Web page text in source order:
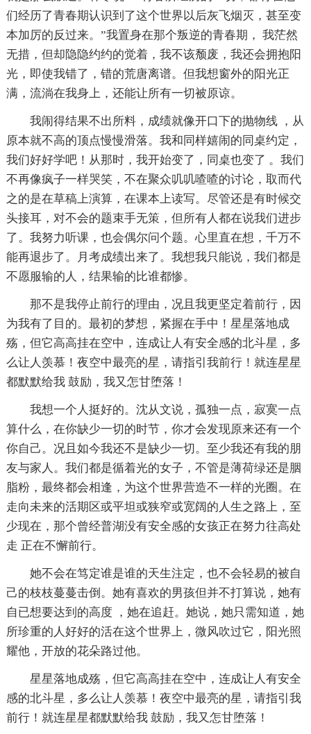
们经历了青春期认识到了这个世界以后灰飞烟灭，甚至变
本加厉的反过来。”我置身在那个叛逆的青春期， 我茫然
无措，但却隐隐约约的觉着，我不该颓废，我还会拥抱阳
光，即使我错了，错的荒唐离谱。但我想窗外的阳光正
满，流淌在我身上，还能让所有一切被原谅。
我闹得结果不出所料，成绩就像开口下的抛物线 ，从
原本就不高的顶点慢慢滑落。我和同样嬉闹的同桌约定，
我们好好学吧！从那时，我开始变了，同桌也变了 。我们
不再像疯子一样哭笑，不在聚众叽叽喳喳的讨论，取而代
之的是在草稿上演算，在课本上读写。尽管还是有时候交
头接耳，对不会的题束手无策，但所有人都在说我们进步
了。我努力听课，也会偶尔问个题。心里直在想，千万不
能再退步了。月考成绩出来了。我想我只能说，我们都是
不愿服输的人，结果输的比谁都惨。
那不是我停止前行的理由，况且我更坚定着前行，因
为我有了目的。最初的梦想，紧握在手中！星星落地成
殇，但它高高挂在空中，连成让人有安全感的北斗星，多
么让人羡慕！夜空中最亮的星，请指引我前行！就连星星
都默默给我 鼓励，我又怎甘堕落！
我想一个人挺好的。沈从文说，孤独一点，寂寞一点
算什么，在你缺少一切的时节，你才会发现原来还有一个
你自己。况且如今我还不是缺少一切。至少我还有我的朋
友与家人。我们都是循着光的女子，不管是薄荷绿还是胭
脂粉，最终都会相逢，为这个世界营造不一样的光圈。在
走向未来的活期区或平坦或狭窄或宽阔的人生之路上，至
少现在，那个曾经普湖没有安全感的女孩正在努力往高处
走 正在不懈前行。
她不会在笃定谁是谁的天生注定，也不会轻易的被自
己的枝枝蔓蔓击倒。她有喜欢的男孩但并不打算说，她有
自已想要达到的高度 ，她在追赶。她说，她只需知道，她
所珍重的人好好的活在这个世界上，微风吹过它，阳光照
耀他，开放的花朵路过他。
星星落地成殇，但它高高挂在空中，连成让人有安全
感的北斗星，多么让人羡慕！夜空中最亮的星，请指引我
前行！就连星星都默默给我 鼓励，我又怎甘堕落！